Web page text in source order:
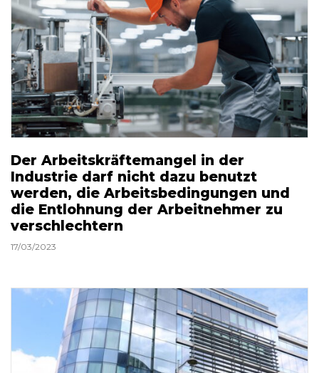
Der Arbeitskräftemangel in der
Industrie darf nicht dazu benutzt
werden, die Arbeitsbedingungen und
die Entlohnung der Arbeitnehmer zu
verschlechtern
17/03/2023